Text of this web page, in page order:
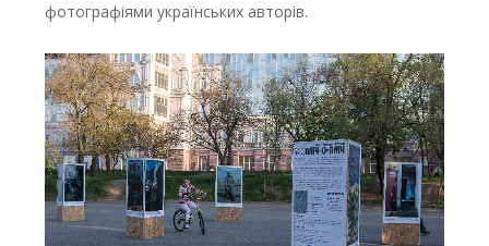
фотографіями українських авторів.